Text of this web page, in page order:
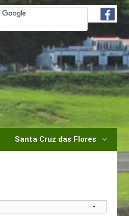
Santa Cruz das Flores